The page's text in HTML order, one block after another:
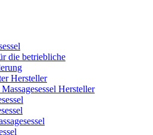
die betriebliche
Hersteller
Hersteller